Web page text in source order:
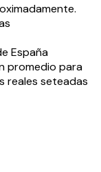
España
promedio para
reales seteadas